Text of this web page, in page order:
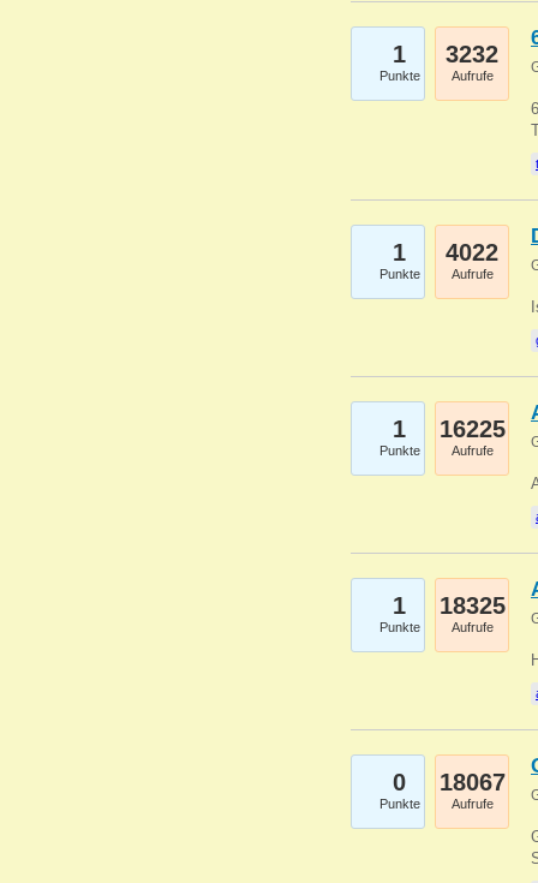
1
Punkte
3232
Aufrufe
1
Punkte
4022
Aufrufe
1
Punkte
16225
Aufrufe
1
Punkte
18325
Aufrufe
0
Punkte
18067
Aufrufe